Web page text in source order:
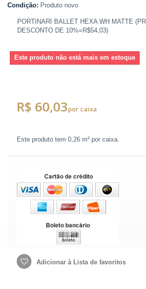
Condição: Produto novo
PORTINARI BALLET HEXA WH MATTE
DESCONTO DE 10%=R$54,03)
Este produto não está mais em estoque
R$ 60,03por caixa
Este produto tem 0,26 m² por caixa.
Adicionar à Lista de favoritos